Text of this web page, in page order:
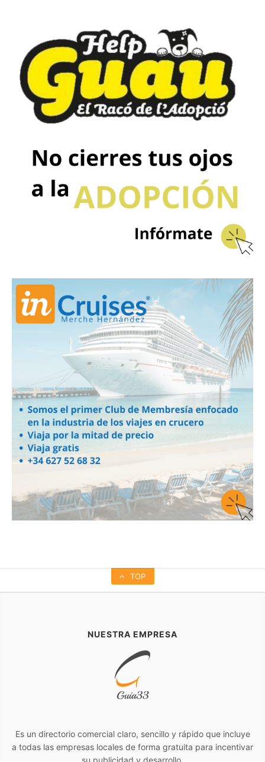
TOP
NUESTRA EMPRESA
Es un directorio comercial claro, sencillo y rápido que incluye
a todas las empresas locales de forma gratuita para incentivar
su publicidad y desarrollo.